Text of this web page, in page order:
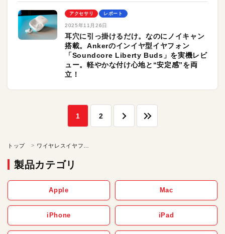
アクセサリ レポート
2025年11月26日
耳穴に引っ掛けるだけ。なのにノイキャン
搭載。Ankerのインイヤ型イヤフォン
「Soundcore Liberty Buds」を実機レビ
ュー。軽やかな付け心地と“安定感”を両
立！
1 2
トップ
製品カテゴリ
Apple Mac
iPhone iPad